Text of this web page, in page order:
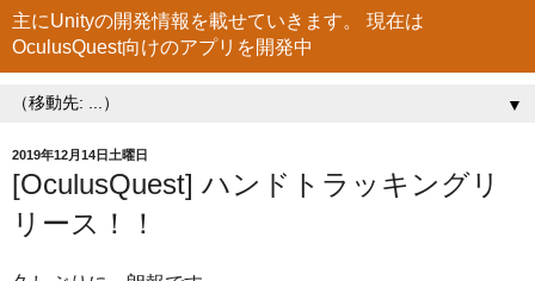
主にUnityの開発情報を載せていきます。 現在は
OculusQuest向けのアプリを開発中
▼
2019年12月14日土曜日
[OculusQuest] ハンドトラッキングリ
リース！！